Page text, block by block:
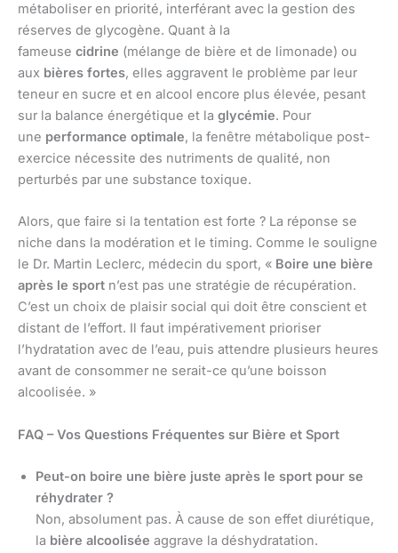
métaboliser en priorité, interférant avec la gestion des
réserves de glycogène. Quant à la
fameuse cidrine (mélange de bière et de limonade) ou
aux bières fortes, elles aggravent le problème par leur
teneur en sucre et en alcool encore plus élevée, pesant
sur la balance énergétique et la glycémie. Pour
une performance optimale, la fenêtre métabolique post-
exercice nécessite des nutriments de qualité, non
perturbés par une substance toxique.
Alors, que faire si la tentation est forte ? La réponse se
niche dans la modération et le timing. Comme le souligne
le Dr. Martin Leclerc, médecin du sport, « Boire une bière
après le sport n’est pas une stratégie de récupération.
C’est un choix de plaisir social qui doit être conscient et
distant de l’effort. Il faut impérativement prioriser
l’hydratation avec de l’eau, puis attendre plusieurs heures
avant de consommer ne serait-ce qu’une boisson
alcoolisée. »
FAQ – Vos Questions Fréquentes sur Bière et Sport
Peut-on boire une bière juste après le sport pour se
réhydrater ?
Non, absolument pas. À cause de son effet diurétique,
la bière alcoolisée aggrave la déshydratation.